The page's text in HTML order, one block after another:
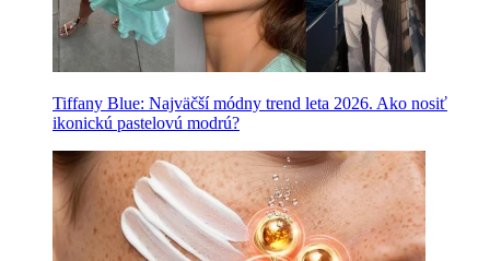
Tiffany Blue: Najväčší módny trend leta 2026. Ako nosiť
ikonickú pastelovú modrú?